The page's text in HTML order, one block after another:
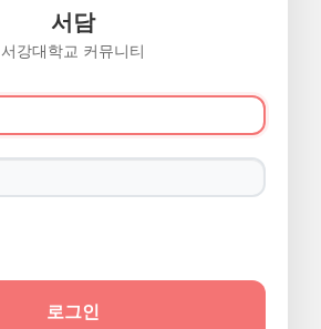
서담
서강대학교 커뮤니티